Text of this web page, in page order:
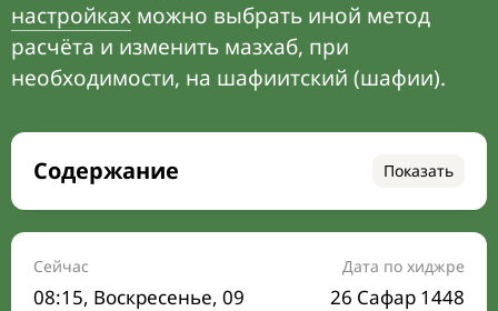
настройках можно выбрать иной метод
расчёта и изменить мазхаб, при
необходимости, на шафиитский (шафии).
Содержание Показать
Время намаза на сегодня
Расписание на месяц
Сейчас
08:15, Воскресенье, 09
Дата по хиджре
26 Сафар 1448